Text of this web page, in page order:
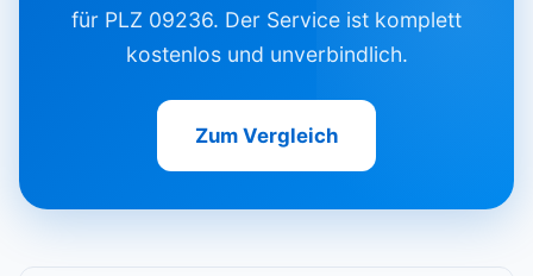
für PLZ 09236. Der Service ist komplett
kostenlos und unverbindlich.
Zum Vergleich